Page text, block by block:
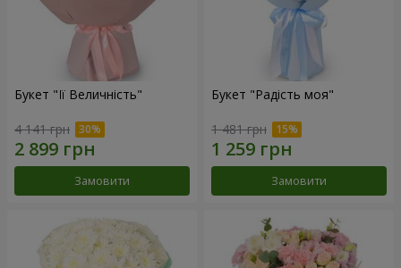
Букет "Її Величність"
4 141 грн
Замовити
Букет "Радість моя"
1 481 грн
Замовити